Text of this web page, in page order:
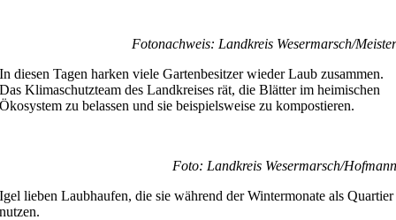
Fotonachweis: Landkreis Wesermarsch/Meister
In diesen Tagen harken viele Gartenbesitzer wieder Laub zusammen.
Das Klimaschutzteam des Landkreises rät, die Blätter im heimischen
Ökosystem zu belassen und sie beispielsweise zu kompostieren.
Foto: Landkreis Wesermarsch/Hofmann
Igel lieben Laubhaufen, die sie während der Wintermonate als Quartier
nutzen.